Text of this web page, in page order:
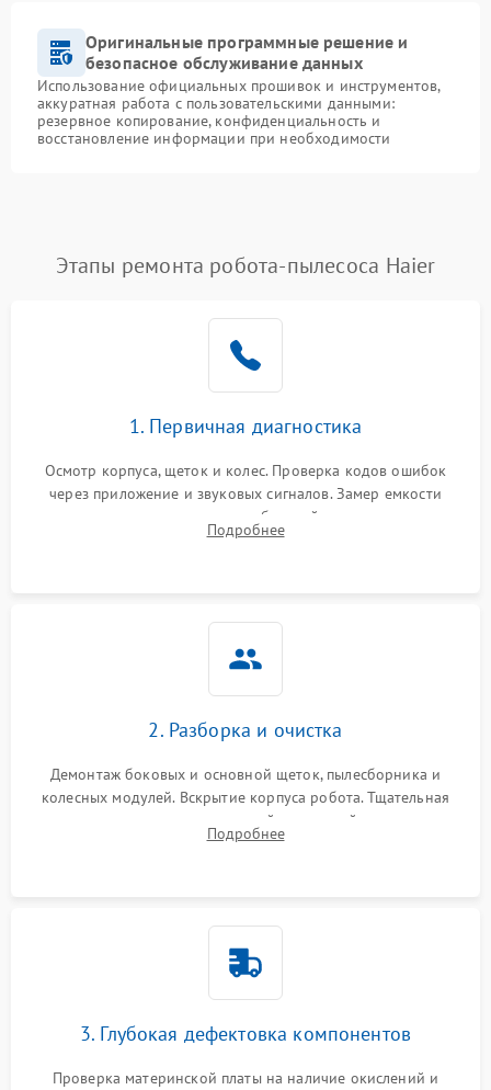
Оригинальные программные решение и
безопасное обслуживание данных
Использование официальных прошивок и инструментов,
аккуратная работа с пользовательскими данными:
резервное копирование, конфиденциальность и
восстановление информации при необходимости
Этапы ремонта робота-пылесоса Haier
1. Первичная диагностика
Осмотр корпуса, щеток и колес. Проверка кодов ошибок
через приложение и звуковых сигналов. Замер емкости
аккумулятора и тестирование базовой станции зарядки.
Оценка работы лидара, бампера и датчиков падения для
Подробнее
2. Разборка и очистка
Демонтаж боковых и основной щеток, пылесборника и
колесных модулей. Вскрытие корпуса робота. Тщательная
очистка внутренних полостей, шестерней и плат от
скопившейся пыли, волос и шерсти животных с
Подробнее
3. Глубокая дефектовка компонентов
Проверка материнской платы на наличие окислений и